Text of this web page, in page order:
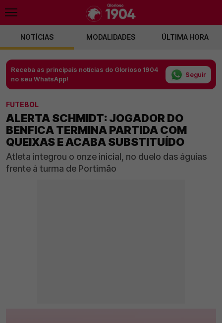
NOTÍCIAS MODALIDADES ÚLTIMA HORA
Receba as principais notícias do Glorioso 1904
no seu WhatsApp!
Seguir
FUTEBOL
ALERTA SCHMIDT: JOGADOR DO
BENFICA TERMINA PARTIDA COM
QUEIXAS E ACABA SUBSTITUÍDO
Atleta integrou o onze inicial, no duelo das águias
frente à turma de Portimão